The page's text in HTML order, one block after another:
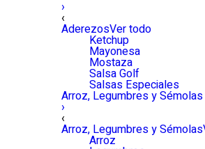
›
‹
AderezosVer todo
Ketchup
Mayonesa
Mostaza
Salsa Golf
Salsas Especiales
Arroz, Legumbres y Sémolas
›
‹
Arroz, Legumbres y Sémolas
Arroz